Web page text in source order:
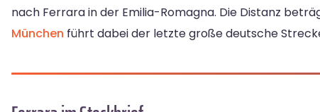
nach Ferrara in der Emilia-Romagna. Die Distanz
München führt dabei der letzte große deutsche